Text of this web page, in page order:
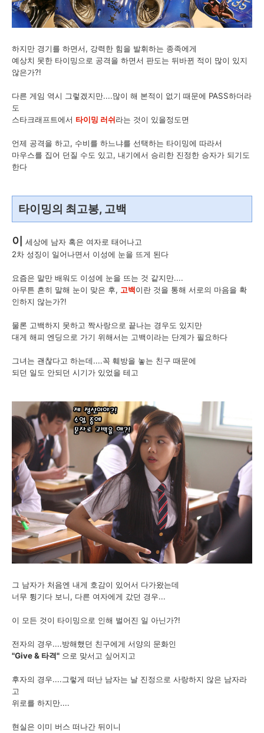
하지만 경기를 하면서, 강력한 힘을 발휘하는 종족에게
예상치 못한 타이밍으로 공격을 하면서 판도는 뒤바뀐 적이 많이 있지
않은가?!
다른 게임 역시 그렇겠지만....많이 해 본적이 없기 때문에 PASS하더라
도
스타크래프트에서 타이밍 러쉬라는 것이 있을정도면
언제 공격을 하고, 수비를 하느냐를 선택하는 타이밍에 따라서
마우스를 집어 던질 수도 있고, 내기에서 승리한 진정한 승자가 되기도
한다
타이밍의 최고봉, 고백
이
세상에 남자 혹은 여자로 태어나고
2차 성징이 일어나면서 이성에 눈을 뜨게 된다
요즘은 말만 배워도 이성에 눈을 뜨는 것 같지만....
아무튼 흔히 말해 눈이 맞은 후, 고백이란 것을 통해 서로의 마음을 확
인하지 않는가?!
물론 고백하지 못하고 짝사랑으로 끝나는 경우도 있지만
대게 해피 엔딩으로 가기 위해서는 고백이라는 단계가 필요하다
그녀는 괜찮다고 하는데....꼭 훼방을 놓는 친구 때문에
되던 일도 안되던 시기가 있었을 테고
그 남자가 처음엔 내게 호감이 있어서 다가왔는데
너무 튕기다 보니, 다른 여자에게 갔던 경우...
이 모든 것이 타이밍으로 인해 벌어진 일 아닌가?!
전자의 경우....방해했던 친구에게 서양의 문화인
"Give & 타격" 으로 맞서고 싶어지고
후자의 경우....그렇게 떠난 남자는 날 진정으로 사랑하지 않은 남자라
고
위로를 하지만....
현실은 이미 버스 떠나간 뒤이니